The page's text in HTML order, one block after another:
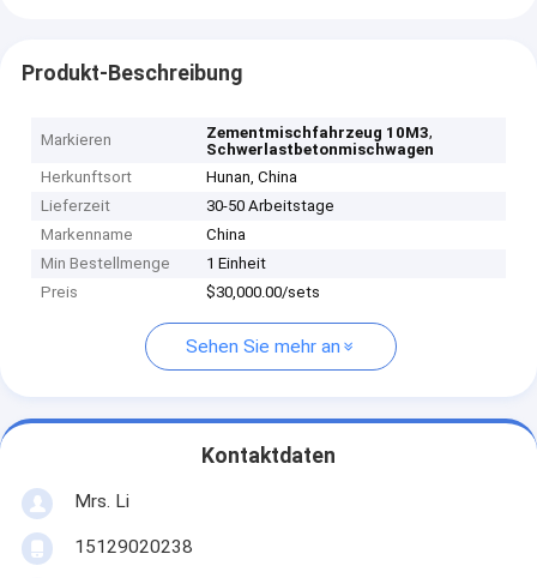
Produkt-Beschreibung
Markieren Zementmischfahrzeug 10M3,
Schwerlastbetonmischwagen
Herkunftsort
Hunan, China
Lieferzeit
30-50 Arbeitstage
Markenname
China
Min Bestellmenge
1 Einheit
Preis
$30,000.00/sets
Sehen Sie mehr an
Kontaktdaten
Mrs. Li
15129020238